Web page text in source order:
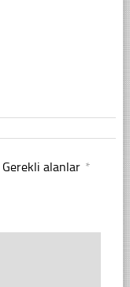
Gerekli alanlar *